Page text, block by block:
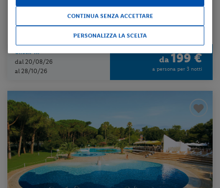
Check-in
dal 20/08/26
al 28/10/26
da199 €
a persona per 3 notti
CONTINUA SENZA ACCETTARE
PERSONALIZZA LA SCELTA